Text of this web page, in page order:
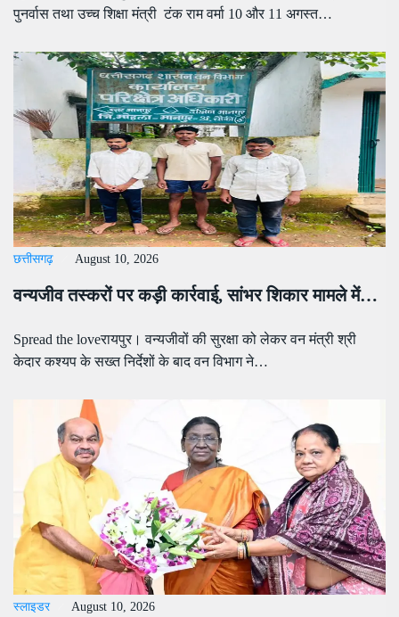
पुनर्वास तथा उच्च शिक्षा मंत्री टंक राम वर्मा 10 और 11 अगस्त…
छत्तीसगढ़ August 10, 2026
वन्यजीव तस्करों पर कड़ी कार्रवाई, सांभर शिकार मामले में…
Spread the loveरायपुर। वन्यजीवों की सुरक्षा को लेकर वन मंत्री श्री
केदार कश्यप के सख्त निर्देशों के बाद वन विभाग ने…
स्लाइडर August 10, 2026